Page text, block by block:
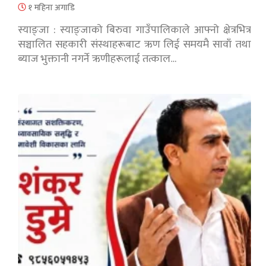
१ महिना अगाडि
स्याङ्जा : स्याङ्जाको बिरुवा गाउँपालिकाले आफ्नो क्षेत्रभित्र
सञ्चालित सहकारी संस्थाहरूबाट ऋण लिई समयमै सावाँ तथा
ब्याज भुक्तानी नगर्ने ऋणीहरूलाई तत्काल…